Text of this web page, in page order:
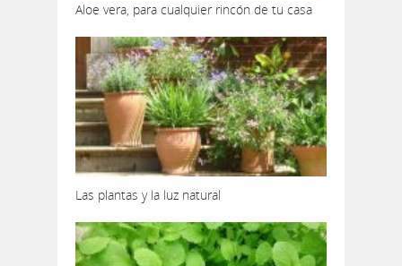
Aloe vera, para cualquier rincón de tu casa
Las plantas y la luz natural